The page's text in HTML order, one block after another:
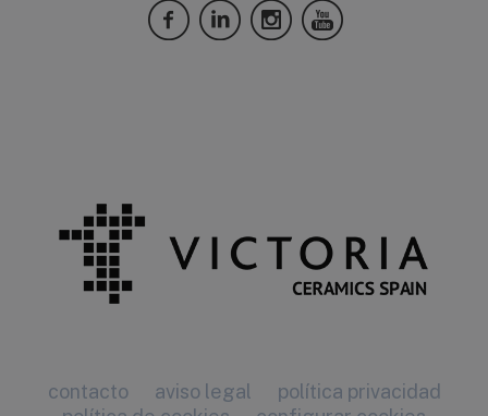
contacto aviso legal
política privacidad